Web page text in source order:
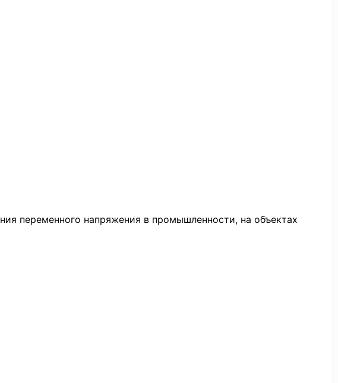
переменного напряжения в промышленности, на объектах